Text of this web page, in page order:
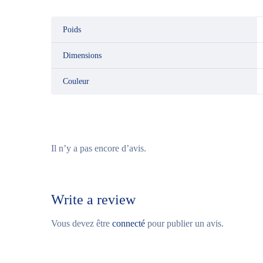
Poids
Dimensions
Couleur
Il n’y a pas encore d’avis.
Write a review
Vous devez être connecté pour publier un avis.